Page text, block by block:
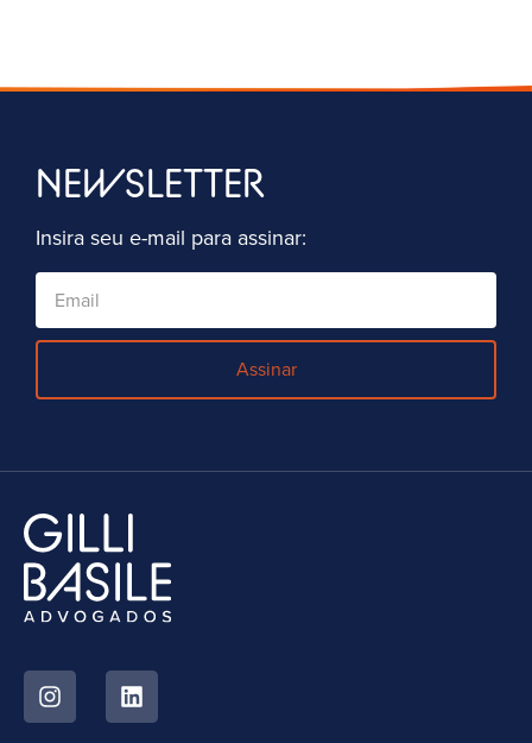
NEWSLETTER
Insira seu e-mail para assinar:
Assinar